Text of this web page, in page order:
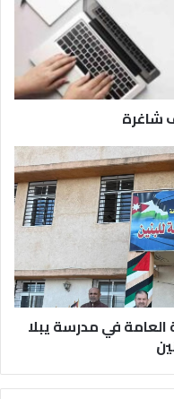
شاغرة
العامة في مدرسة يبلا